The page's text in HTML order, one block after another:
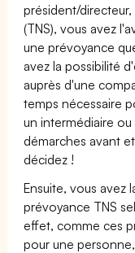
président/
(TNS), vous avez
une prévoyance
avez la possibilité
auprès d'une
temps nécessaire
un intermédiaire
démarches avant
décidez !
Ensuite, vous avez
prévoyance TNS
effet, comme ces
pour une